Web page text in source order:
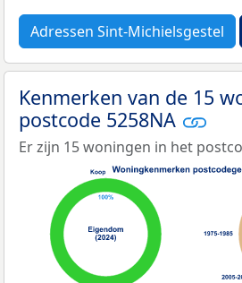
Adressen Sint-Michielsgestel
Kenmerken van de 15
postcode 5258NA
Er zijn 15 woningen in het